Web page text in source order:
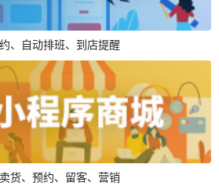
、自动排班、到店提醒
货、预约、留客、营销